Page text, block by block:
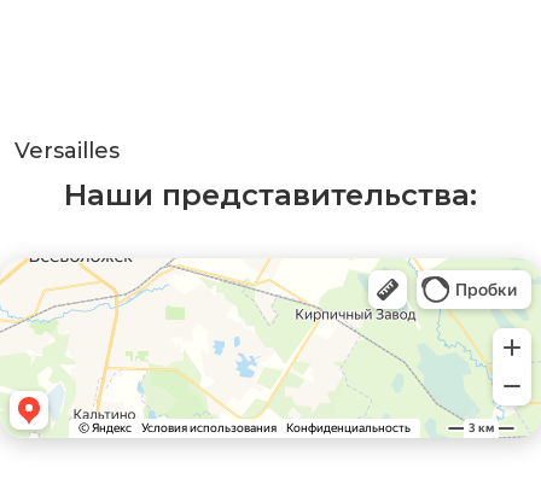
Versailles
Наши представительства: